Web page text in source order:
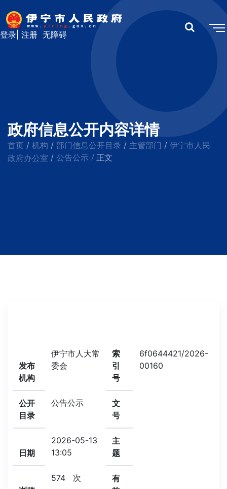
无障碍
登录 注册
政府信息公开内容详情
首页 / 机构 / 部门信息公开目录 / 主管部门 / 伊宁市人民
政府办公室 / 公告公示 / 正文
发布
机构
伊宁市人大常
委会
索
引
号
6f0644421/2026-
00160
公开
目录
公告公示
文
号
日期
2026-05-13
13:05
主
题
574 次
有